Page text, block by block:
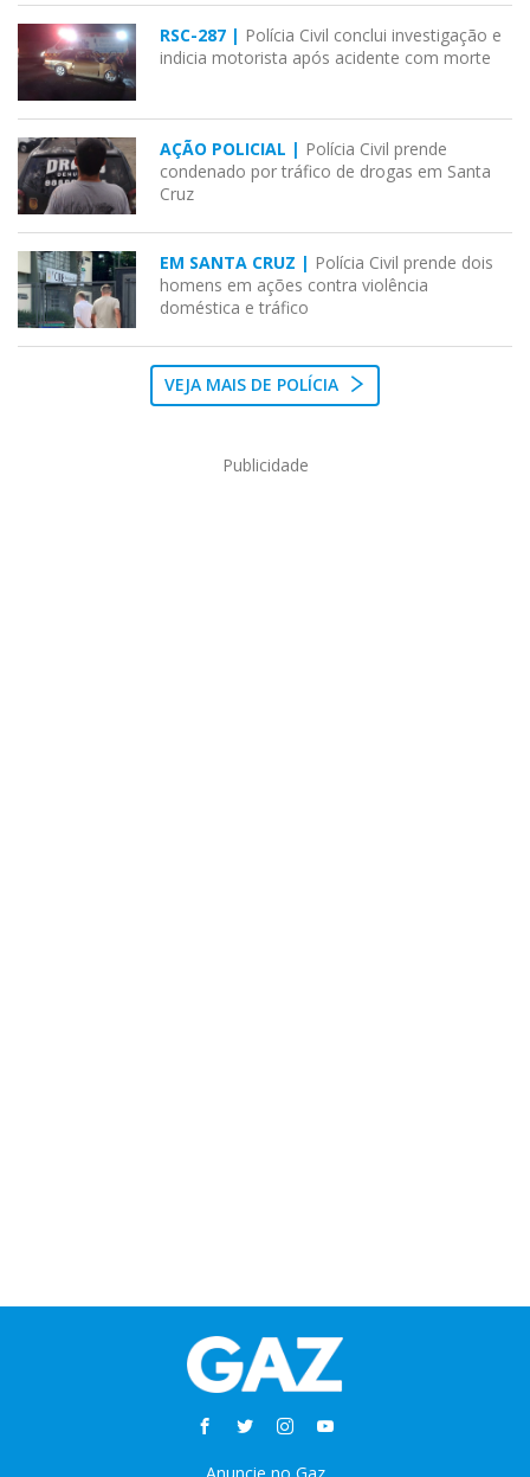
RSC-287 | Polícia Civil conclui investigação e
indicia motorista após acidente com morte
AÇÃO POLICIAL | Polícia Civil prende
condenado por tráfico de drogas em Santa
Cruz
EM SANTA CRUZ | Polícia Civil prende dois
homens em ações contra violência
doméstica e tráfico
VEJA MAIS DE POLÍCIA
Publicidade